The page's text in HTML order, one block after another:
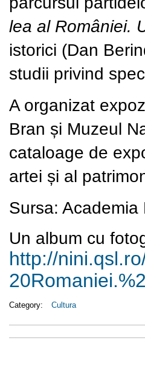
lea al României.
istorici (Dan
studii privind
A organizat
Bran și Muzeul
cataloage de
artei și al
Sursa: Academia
Un album cu
http://
Category: Cultura